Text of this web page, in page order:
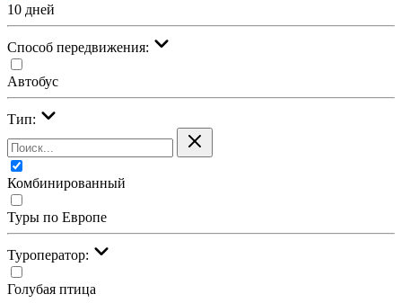
10 дней
Cпособ передвижения:
Автобус
Тип:
Комбинированный
Туры по Европе
Туроператор:
Голубая птица